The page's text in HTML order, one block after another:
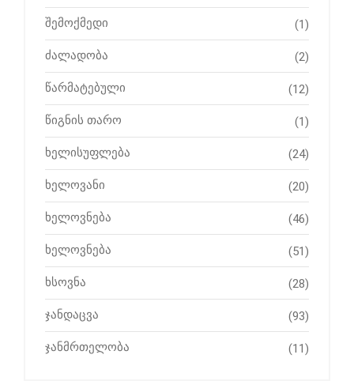
შემოქმედი (1)
ძალადობა (2)
წარმატებული (12)
წიგნის თარო (1)
ხელისუფლება (24)
ხელოვანი (20)
ხელოვნება (46)
ხელოვნება (51)
ხსოვნა (28)
ჯანდაცვა (93)
ჯანმრთელობა (11)